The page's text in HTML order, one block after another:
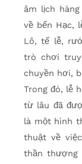
âm lịch
về bến Hạc,
Lô, tế lễ,
trò chơi
chuyền hơi,
Trong đó, lễ
từ lâu đã
là một hình
thuật về
thần thượng